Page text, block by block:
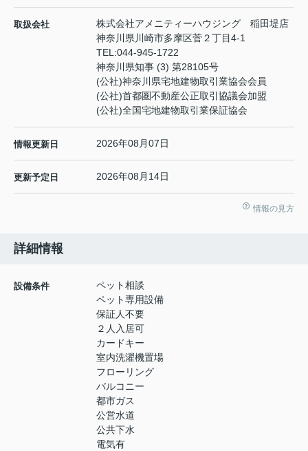
取扱会社
株式会社アメニティーハウジング 稲田堤店
神奈川県川崎市多摩区菅２丁目4-1
TEL:044-945-1722
神奈川県知事 (3) 第28105号
(公社)神奈川県宅地建物取引業協会会員
(公社)首都圏不動産公正取引協議会加盟
(公社)全国宅地建物取引業保証協会
情報更新日 2026年08月07日
更新予定日 2026年08月14日
情報の見方
詳細情報
設備条件
ペット相談
ペット専用設備
保証人不要
２人入居可
カードキー
室内洗濯機置場
フローリング
バルコニー
都市ガス
公営水道
公共下水
電気有